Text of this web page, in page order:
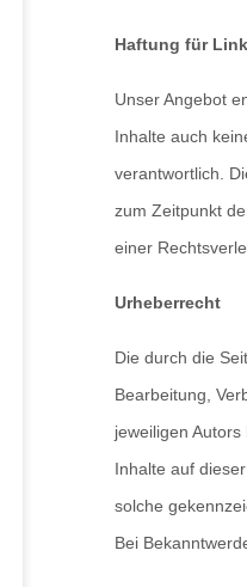
Haftung für
Unser Angebot
Inhalte auch
verantwortlich.
zum Zeitpunkt
einer
Urheberrecht
Die durch die
Bearbeitung,
jeweiligen
Inhalte auf
solche
Bei